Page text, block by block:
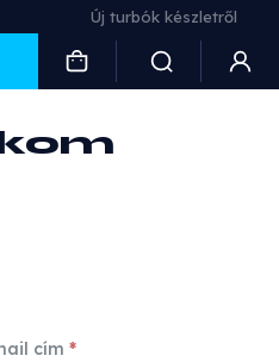
Új turbók készletről
cím *Kötelező